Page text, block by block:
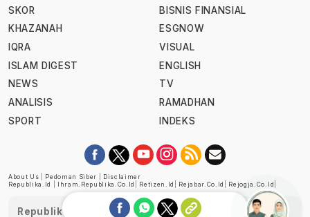
SKOR
KHAZANAH
IQRA
ISLAM DIGEST
NEWS
ANALISIS
SPORT
BISNIS FINANSIAL
ESGNOW
VISUAL
ENGLISH
TV
RAMADHAN
INDEKS
About Us Pedoman Siber
Disclaimer
Republika.id
Ihram.republika.co.id Retizen.id Rejabar.co.id Rejogja.co.id
Republika telah diverifikasi oleh Dewan Pers